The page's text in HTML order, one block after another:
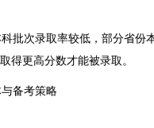
次录取率较低，部分省份
得更高分数才能被录取。
备考策略